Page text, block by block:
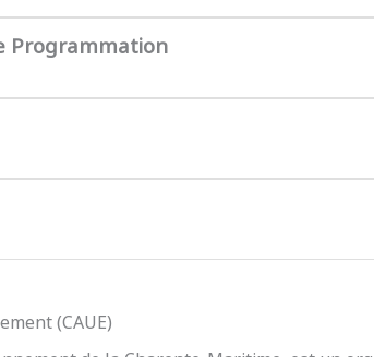
Programmation
(CAUE)